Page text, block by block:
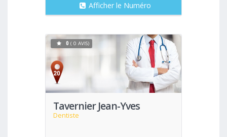
Afficher le Numéro
Tavernier Jean-Yves
Dentiste
Voir
0 ( 0 AVIS)